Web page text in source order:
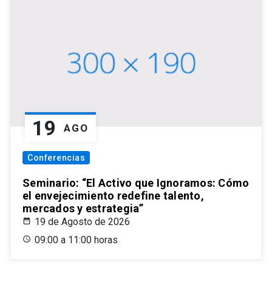
19 AGO
Conferencias
Seminario: “El Activo que Ignoramos: Cómo
el envejecimiento redefine talento,
mercados y estrategia”
19 de Agosto de 2026
09:00 a 11:00 horas